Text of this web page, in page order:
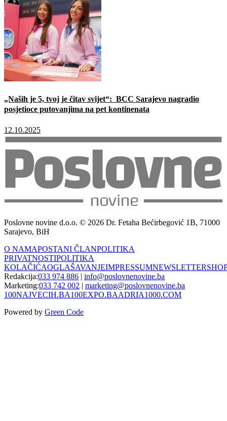
„Naših je 5, tvoj je čitav svijet“: BCC Sarajevo nagradio
posjetioce putovanjima na pet kontinenata
12.10.2025
Poslovne novine d.o.o. © 2026 Dr. Fetaha Bećirbegović 1B, 71000
Sarajevo, BiH
O NAMAPOSTANI ČLANPOLITIKA
PRIVATNOSTIPOLITIKA
KOLAČIĆAOGLAŠAVANJEIMPRESSUMNEWSLETTER
Redakcija:033 974 886 | info@poslovnenovine.ba
Marketing:033 742 002 | marketing@poslovnenovine.ba
100NAJVECIH.BA100EXPO.BAADRIA1000.COM
Powered by Green Code